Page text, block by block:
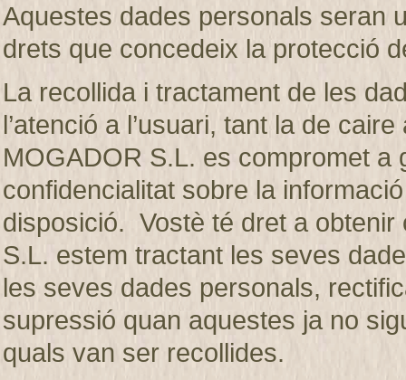
Aquestes dades personals seran
drets que concedeix la protecció
La recollida i tractament de les
l’atenció a l’usuari, tant la de
MOGADOR S.L. es compromet
confidencialitat sobre la
disposició. Vostè té dret a
S.L. estem tractant les seves
les seves dades personals,
supressió quan aquestes ja no
quals van ser recollides.